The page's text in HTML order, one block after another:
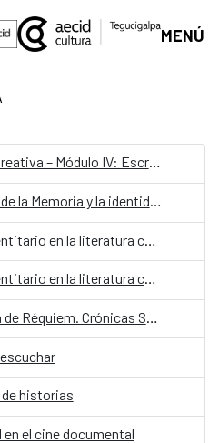
MENÚ
Diplomado en Escritura Creativa – Módulo IV: Escrituras híbridas
Legado Afro: Guardianas de la Memoria y la identidad cultural
Conferencia: El hecho identitario en la literatura contemporánea
Conferencia: El hecho identitario en la literatura contemporánea
Presentación de Bitácora de Réquiem. Crónicas Saturnales
historias
el cine documental